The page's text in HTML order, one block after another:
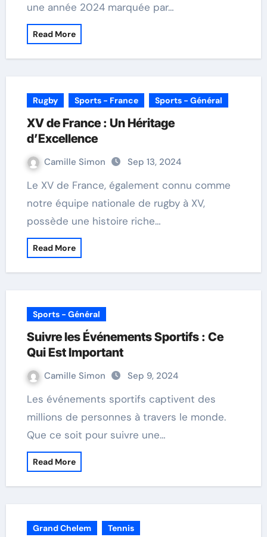
une année 2024 marquée par…
Read More
Rugby Sports - France Sports - Général
XV de France : Un Héritage
d’Excellence
Camille Simon Sep 13, 2024
Le XV de France, également connu comme
notre équipe nationale de rugby à XV,
possède une histoire riche…
Read More
Sports - Général
Suivre les Événements Sportifs : Ce
Qui Est Important
Camille Simon Sep 9, 2024
Les événements sportifs captivent des
millions de personnes à travers le monde.
Que ce soit pour suivre une…
Read More
Grand Chelem Tennis